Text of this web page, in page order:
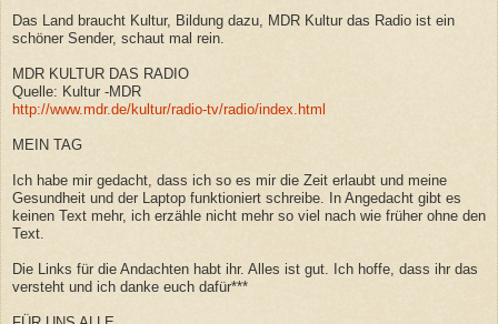
Das Land braucht Kultur, Bildung dazu, MDR Kultur das Radio ist ein
schöner Sender, schaut mal rein.
MDR KULTUR DAS RADIO
Quelle: Kultur -MDR
http://www.mdr.de/kultur/radio-tv/radio/index.html
MEIN TAG
Ich habe mir gedacht, dass ich so es mir die Zeit erlaubt und meine
Gesundheit und der Laptop funktioniert schreibe. In Angedacht gibt es
keinen Text mehr, ich erzähle nicht mehr so viel nach wie früher ohne den
Text.
Die Links für die Andachten habt ihr. Alles ist gut. Ich hoffe, dass ihr das
versteht und ich danke euch dafür***